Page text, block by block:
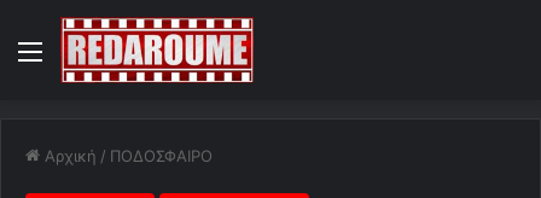
Menu
Αρχική / ΠΟΔΟΣΦΑΙΡΟ